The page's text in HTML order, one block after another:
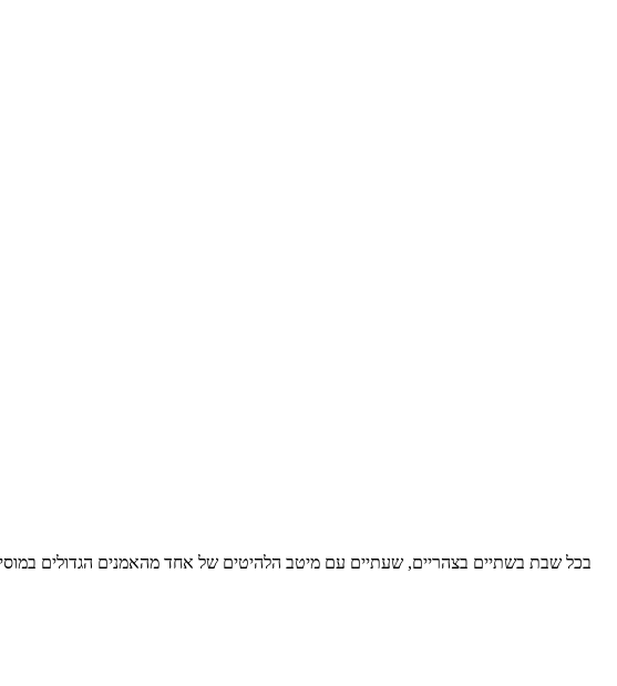
בכל שבת בשתיים בצהריים, שעתיים עם מיטב הלהיטים של אחד מהאמנים הגדולים